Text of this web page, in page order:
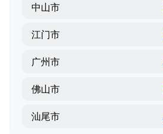
中山市
江门市
广州市
佛山市
汕尾市